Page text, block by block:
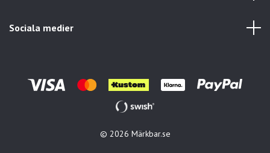
Sociala medier
© 2026 Märkbar.se